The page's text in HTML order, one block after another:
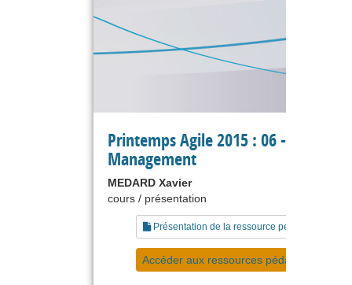
Printemps Agile 2015 : 06 - Lean
Management
MEDARD Xavier
cours / présentation
Présentation de la ressource pédagogique
Accéder aux ressources pédagogiques